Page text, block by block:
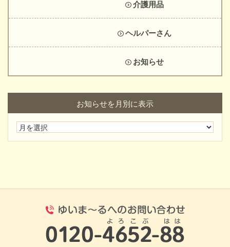
介護用品
ヘルパーさん
お知らせ
お知らせを月別に表示
0120-4652-